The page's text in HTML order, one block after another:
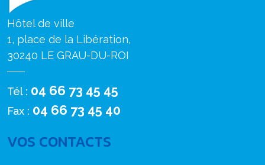
Hôtel de ville
1, place de la Libération,
30240 LE GRAU-DU-ROI
Tél : 04 66 73 45 45
Fax : 04 66 73 45 40
VOS CONTACTS